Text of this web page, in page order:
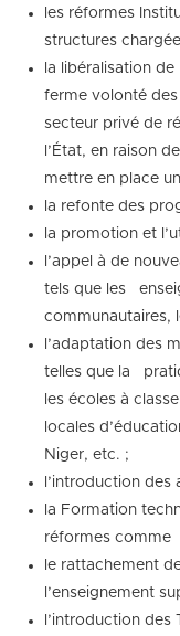
les réformes
structures
la libéralisation
ferme volonté
secteur privé de
l’État, en raison
mettre en place
la refonte des
la promotion et
l’appel à de
tels que les
communautaires,
l’adaptation des
telles que la
les écoles à
locales
Niger, etc. ;
l’introduction des
la Formation
réformes comme
le rattachement
l’enseignement
l’introduction des